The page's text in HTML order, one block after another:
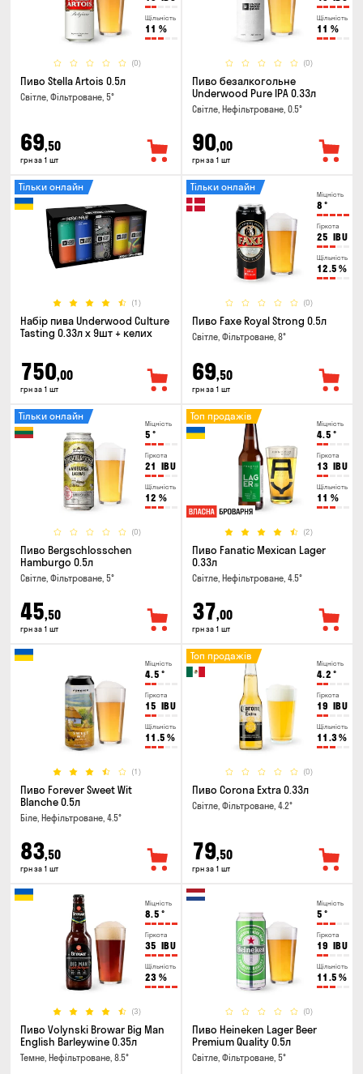
Щільність
11 %
(0)
Пиво Stella Artois 0.5л
Світле, Фільтроване, 5°
69,50
грн за 1 шт
Щільність
11 %
(0)
Пиво безалкогольне
Underwood Pure IPA 0.33л
Світле, Нефільтроване, 0.5°
90,00
грн за 1 шт
(1)
Тільки онлайн
Набір пива Underwood Culture
Tasting 0.33л x 9шт + келих
750,00
грн за 1 шт
Міцність
8 °
Гіркота
25 IBU
Щільність
12.5 %
(0)
Тільки онлайн
Пиво Faxe Royal Strong 0.5л
Світле, Фільтроване, 8°
69,50
грн за 1 шт
Міцність
5 °
Гіркота
21 IBU
Щільність
12 %
(0)
Тільки онлайн
Пиво Bergschlosschen
Hamburgo 0.5л
Світле, Фільтроване, 5°
45,50
грн за 1 шт
Міцність
4.5 °
Гіркота
13 IBU
Щільність
11 %
(2)
Топ продажів
Пиво Fanatic Mexican Lager
0.33л
Світле, Нефільтроване, 4.5°
37,00
грн за 1 шт
Міцність
4.5 °
Гіркота
15 IBU
Щільність
11.5 %
(1)
Пиво Forever Sweet Wit
Blanche 0.5л
Біле, Нефільтроване, 4.5°
83,50
грн за 1 шт
Міцність
4.2 °
Гіркота
19 IBU
Щільність
11.3%
(0)
Топ продажів
Пиво Corona Extra 0.33л
Світле, Фільтроване, 4.2°
79,50
грн за 1 шт
Міцність
8.5 °
Гіркота
35 IBU
Щільність
23 %
(3)
Пиво Volynski Browar Big Man
English Barleywine 0.35л
Темне, Нефільтроване, 8.5°
Міцність
5 °
Гіркота
19 IBU
Щільність
11.5 %
(0)
Пиво Heineken Lager Beer
Premium Quality 0.5л
Світле, Фільтроване, 5°